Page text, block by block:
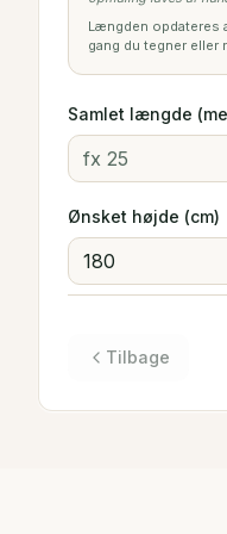
Længden opdateres
gang du tegner eller
Samlet længde
Ønsket højde (cm)
Tilbage